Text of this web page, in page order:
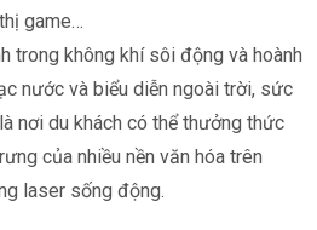
game…
trong không khí sôi động và hoành
nước và biểu diễn ngoài trời, sức
nơi du khách có thể thưởng thức
của nhiều nền văn hóa trên
laser sống động.